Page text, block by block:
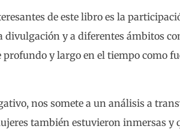
de este libro es la
divulgación y a diferentes ámbitos
profundo y largo en el tiempo como
nos somete a un análisis a
también estuvieron inmersas